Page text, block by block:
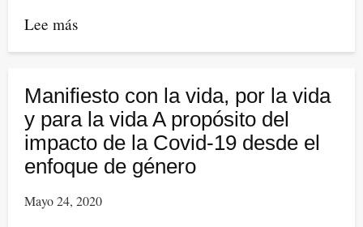
Lee más
Del
feminazi
como
una
de
estrategias
Manifiesto con la vida, por la vida
y para la vida A propósito del
impacto de la Covid-19 desde el
enfoque de género
Mayo 24, 2020